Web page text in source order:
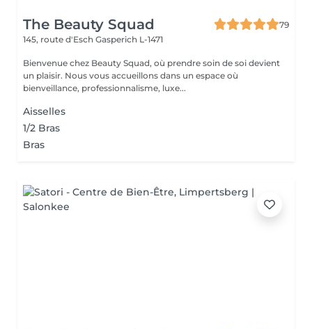
The Beauty Squad
79
145, route d'Esch Gasperich L-1471
Bienvenue chez Beauty Squad, où prendre soin de soi devient
un plaisir. Nous vous accueillons dans un espace où
bienveillance, professionnalisme, luxe...
Aisselles
1/2 Bras
Bras